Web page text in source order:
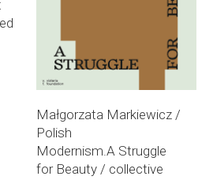
Małgorzata Markiewicz /
Polish
Modernism.A Struggle
for Beauty / collective